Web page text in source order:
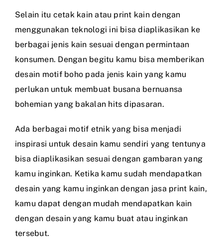
Selain itu cetak kain atau print kain dengan
menggunakan teknologi ini bisa diaplikasikan ke
berbagai jenis kain sesuai dengan permintaan
konsumen. Dengan begitu kamu bisa memberikan
desain motif boho pada jenis kain yang kamu
perlukan untuk membuat busana bernuansa
bohemian yang bakalan hits dipasaran.
Ada berbagai motif etnik yang bisa menjadi
inspirasi untuk desain kamu sendiri yang tentunya
bisa diaplikasikan sesuai dengan gambaran yang
kamu inginkan. Ketika kamu sudah mendapatkan
desain yang kamu inginkan dengan jasa print kain,
kamu dapat dengan mudah mendapatkan kain
dengan desain yang kamu buat atau inginkan
tersebut.